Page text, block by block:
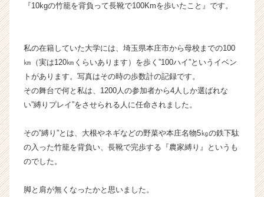
イ
ア
ャ
リ
ア
（C
e
r
『10kgの竹籠を背負って長靴で100Kmを歩いたこと』です。
私の在籍していた大学には、埼玉県本庄市から母校までの100
㎞（実は120㎞くらいあります）を歩く”100ハイ”というイベン
トがあります。写真はその時の歩数計の記録です。
その舞台で何と私は、1200人の参加者から4人しか選ばれな
い”縛りプレイ”をさせられる人に任命されました。
その”縛り”とは、大根やネギなどの野菜や本庄名物5㎏の鉄下駄
の入った竹籠を背負い、長靴で完歩する『農家縛り』というも
のでした。
脚と肩が無くなったかと思いました。